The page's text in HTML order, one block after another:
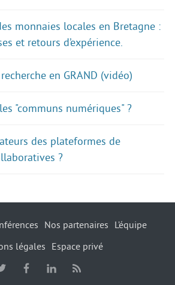
monnaies locales en Bretagne :
et retours d’expérience.
en GRAND (vidéo)
"communs numériques" ?
des plateformes de
?
Nos partenaires
L’équipe
légales
Espace privé